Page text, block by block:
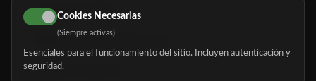
616 113 103
hola@mundomayor.com
Buscador de residencias
Cookies Necesarias
(Siempre activas)
Esenciales para el funcionamiento del sitio. Incluyen autenticación y
seguridad.